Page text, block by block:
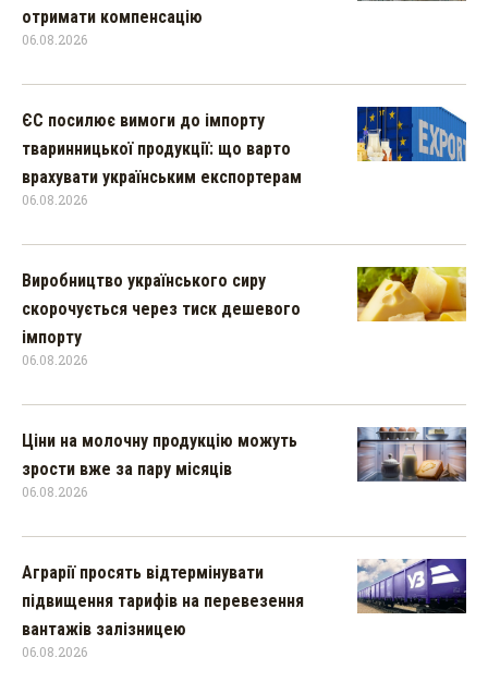
отримати компенсацію
06.08.2026
ЄС посилює вимоги до імпорту
тваринницької продукції: що варто
врахувати українським експортерам
06.08.2026
Виробництво українського сиру
скорочується через тиск дешевого
імпорту
06.08.2026
Ціни на молочну продукцію можуть
зрости вже за пару місяців
06.08.2026
Аграрії просять відтермінувати
підвищення тарифів на перевезення
вантажів залізницею
06.08.2026